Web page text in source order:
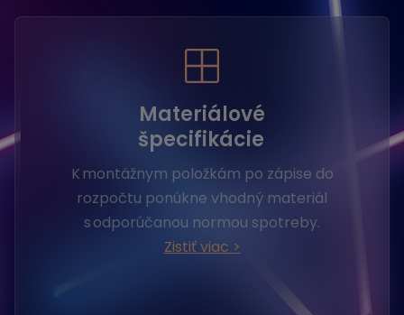
Materiálové
špecifikácie
K montážnym položkám po zápise do
rozpočtu ponúkne vhodný materiál
s odporúčanou normou spotreby.
Zistiť viac >